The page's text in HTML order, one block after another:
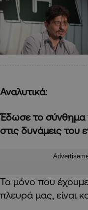
Αναλυτικά:
Έδωσε το σύνθημα
στις δυνάμεις του
Το μόνο που
πλευρά μας, είναι